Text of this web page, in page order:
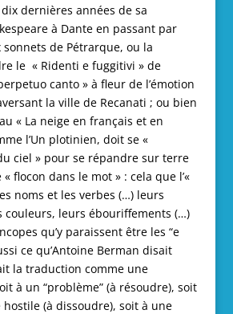
dernières années de sa
à Dante en passant par
sonnets de Pétrarque, ou la
le « Ridenti e fuggitivi » de
canto » à fleur de l’émotion
la ville de Recanati ; ou bien
« La neige en français et en
l’Un plotinien, doit se «
ciel » pour se répandre sur terre
flocon dans le mot » : cela que l’«
noms et les verbes (…) leurs
couleurs, leurs ébouriffements (…)
qu’y paraissent être les “e
ce qu’Antoine Berman disait
la traduction comme une
à un “problème” (à résoudre), soit
(à dissoudre), soit à une